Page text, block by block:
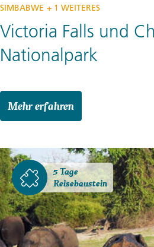
SIMBABWE + 1 WEITERES
Victoria Falls und
Nationalpark
Mehr erfahren
5 Tage
Reisebaustein